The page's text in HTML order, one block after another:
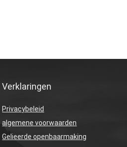
Verklaringen
Privacybeleid
algemene voorwaarden
Gelieerde openbaarmaking